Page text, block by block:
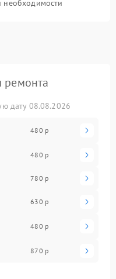
необходимости
ремонта
дату 08.08.2026
480 р
480 р
780 р
630 р
480 р
870 р